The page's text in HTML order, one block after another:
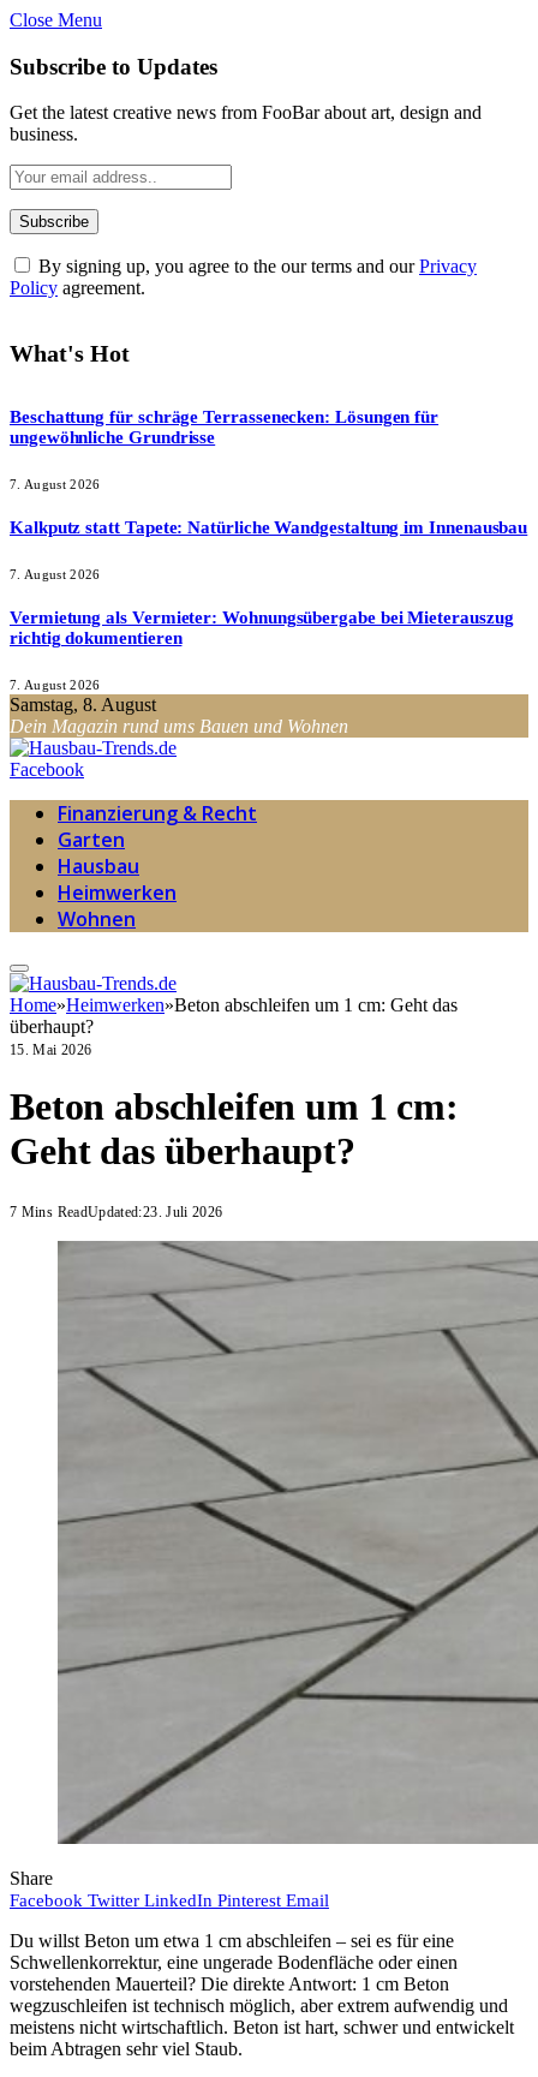
Close Menu
Subscribe to Updates
Get the latest creative news from FooBar about art, design and
business.
By signing up, you agree to the our terms and ourPrivacy
Policy agreement.
What's Hot
Beschattung für schräge Terrassenecken: Lösungen für
ungewöhnliche Grundrisse
7. August 2026
Kalkputz statt Tapete: Natürliche Wandgestaltung im Innenausbau
7. August 2026
Vermietung als Vermieter: Wohnungsübergabe bei Mieterauszug
richtig dokumentieren
7. August 2026
Samstag, 8. August
Dein Magazin rund ums Bauen und Wohnen
Facebook
Finanzierung & Recht
Garten
Hausbau
Heimwerken
Wohnen
Home»Heimwerken»Beton abschleifen um 1 cm: Geht das
überhaupt?
15. Mai 2026
Beton abschleifen um 1 cm:
Geht das überhaupt?
7 Mins ReadUpdated:23. Juli 2026
Share
Facebook Twitter LinkedIn Pinterest Email
Du willst Beton um etwa 1 cm abschleifen – sei es für eine
Schwellenkorrektur, eine ungerade Bodenfläche oder einen
vorstehenden Mauerteil? Die direkte Antwort: 1 cm Beton
wegzuschleifen ist technisch möglich, aber extrem aufwendig und
meistens nicht wirtschaftlich. Beton ist hart, schwer und entwickelt
beim Abtragen sehr viel Staub.